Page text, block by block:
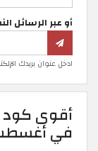
أو عبر الرسائل
ادخل عنوان بريدك
أقوى كود
في أغسطس